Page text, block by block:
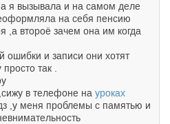
я вызывала и на самом деле
на себя пенсию
,а второё зачем она им когда
ошибки и записи они хотят
так .
в телефоне на уроках
,у меня проблемы с памятью и